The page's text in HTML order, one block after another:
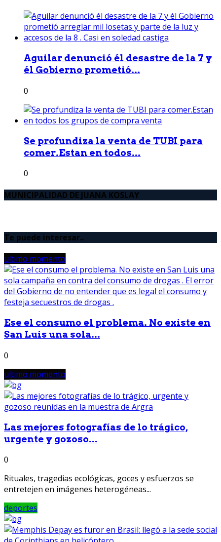
Aguilar denunció él desastre de la 7 y
él Gobierno prometió...
0
Se profundiza la venta de TUBI para
comer.Estan en todos...
0
MUNICIPALIDAD DE JUANA KOSLAY
Te puede interesar..
ultimo momento
Ese el consumo el problema. No existe en
San Luis una sola...
0
ultimo momento
Las mejores fotografías de lo trágico,
urgente y gozoso...
0
Rituales, tragedias ecológicas, goces y esfuerzos se
entretejen en imágenes heterogéneas...
deportes